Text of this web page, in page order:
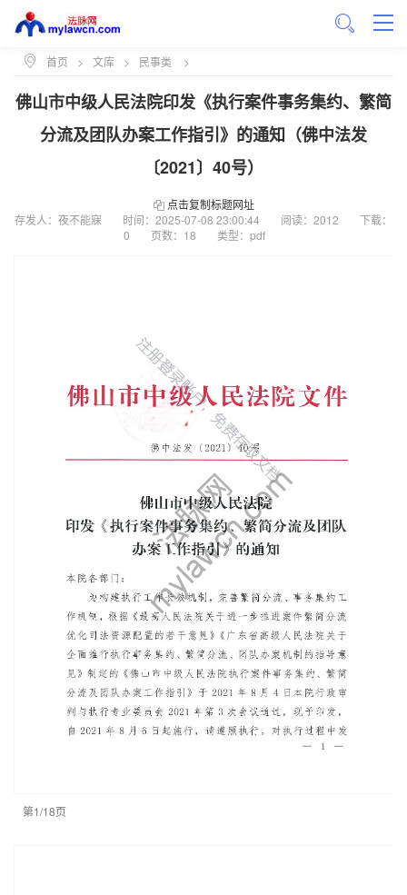
首页 > 文库 > 民事类 >
佛山市中级人民法院印发《执行案件事务集约、繁简
分流及团队办案工作指引》的通知（佛中法发
〔2021〕40号）
点击复制标题网址
存发人：夜不能寐
时间： 2025-07-08 23:00:44 阅读：2012
下载：
0
页数：18 类型：pdf
第1/18页